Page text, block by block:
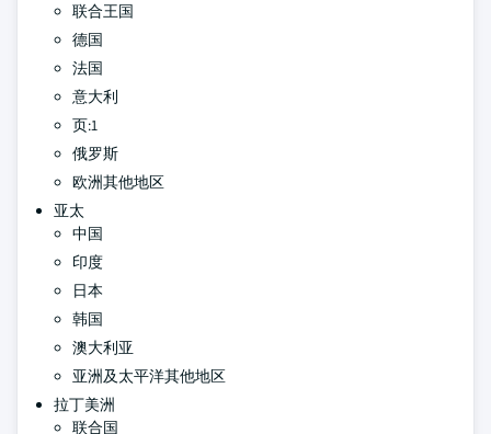
联合王国
德国
法国
意大利
页:1
俄罗斯
欧洲其他地区
亚太
中国
印度
日本
韩国
澳大利亚
亚洲及太平洋其他地区
拉丁美洲
联合国